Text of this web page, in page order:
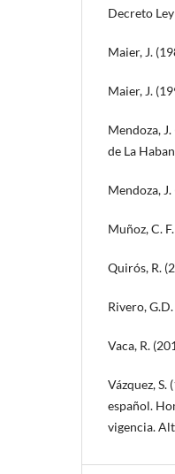
Decreto
Maier, J.
Maier, J.
Mendoza,
de La
Mendoza,
Muñoz, C.
Quirós, R.
Rivero,
Vaca, R.
Vázquez,
español.
vigencia.